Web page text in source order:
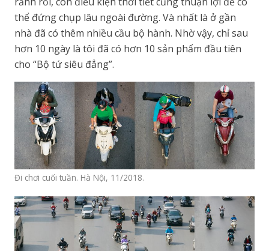
thể đứng chụp lâu ngoài đường. Và nhất là ở gần
nhà đã có thêm nhiều cầu bộ hành. Nhờ vậy, chỉ sau
hơn 10 ngày là tôi đã có hơn 10 sản phẩm đầu tiên
cho “Bộ tứ siêu đẳng”.
Đi chơi cuối tuần. Hà Nội, 11/2018.